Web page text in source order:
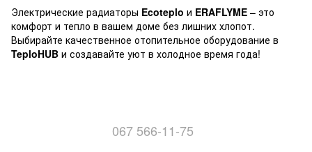
Электрические радиаторы Ecoteplo и ERAFLYME – это
комфорт и тепло в вашем доме без лишних хлопот.
Выбирайте качественное отопительное оборудование в
TeploHUB и создавайте уют в холодное время года!
067 566-11-75